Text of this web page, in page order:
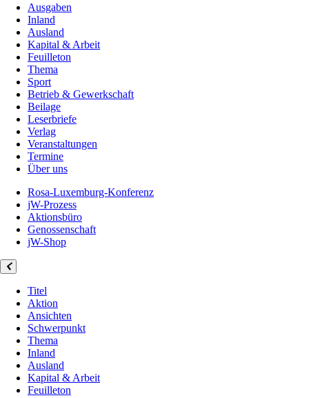
Ausgaben
Inland
Ausland
Kapital & Arbeit
Feuilleton
Thema
Sport
Betrieb & Gewerkschaft
Beilage
Leserbriefe
Verlag
Veranstaltungen
Termine
Über uns
Rosa-Luxemburg-Konferenz
jW-Prozess
Aktionsbüro
Genossenschaft
jW-Shop
Titel
Aktion
Ansichten
Schwerpunkt
Thema
Inland
Ausland
Kapital & Arbeit
Feuilleton